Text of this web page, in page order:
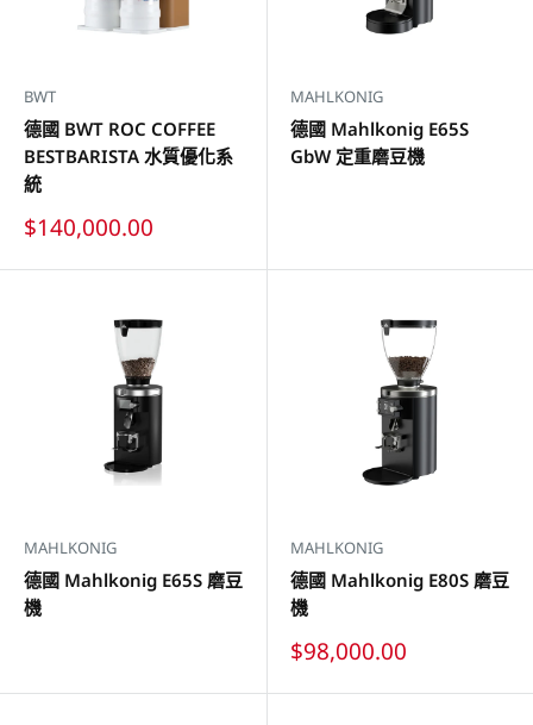
BWT
德國 BWT ROC COFFEE
BESTBARISTA 水質優化系
統
特
價
$140,000.00
MAHLKONIG
德國 Mahlkonig E65S
GbW 定重磨豆機
MAHLKONIG
德國 Mahlkonig E65S 磨豆
機
MAHLKONIG
德國 Mahlkonig E80S 磨豆
機
特
價
$98,000.00